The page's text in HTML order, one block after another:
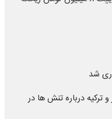
و ترکیه درباره تنش ها در